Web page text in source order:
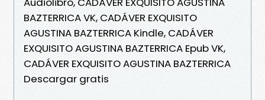
BAZTERRICA VK, CADÁVER EXQUISITO
AGUSTINA BAZTERRICA Kindle, CADÁVER
EXQUISITO AGUSTINA BAZTERRICA Epub VK,
CADÁVER EXQUISITO AGUSTINA BAZTERRICA
Descargar gratis